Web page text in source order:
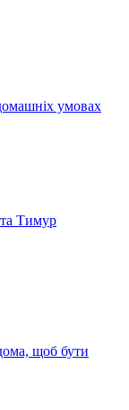
умовах
Тимур
щоб бути